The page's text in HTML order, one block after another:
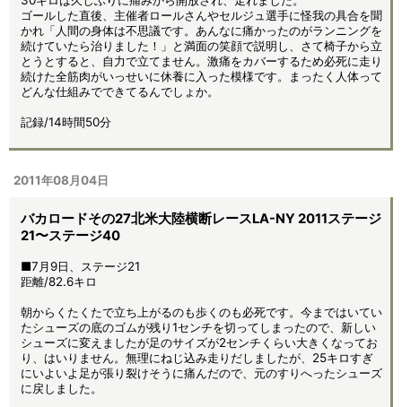
ゴールした直後、主催者ロールさんやセルジュ選手に怪我の具合を聞
かれ「人間の身体は不思議です。あんなに痛かったのがランニングを
続けていたら治りました！」と満面の笑顔で説明し、さて椅子から立
とうとすると、自力で立てません。激痛をカバーするため必死に走り
続けた全筋肉がいっせいに休養に入った模様です。まったく人体って
どんな仕組みでできてるんでしょか。
記録/14時間50分
2011年08月04日
バカロードその27北米大陸横断レースLA-NY 2011ステージ
21〜ステージ40
■7月9日、ステージ21
距離/82.6キロ
朝からくたくたで立ち上がるのも歩くのも必死です。今まではいてい
たシューズの底のゴムが残り1センチを切ってしまったので、新しい
シューズに変えましたが足のサイズが2センチくらい大きくなってお
り、はいりません。無理にねじ込み走りだしましたが、25キロすぎ
にいよいよ足が張り裂けそうに痛んだので、元のすりへったシューズ
に戻しました。